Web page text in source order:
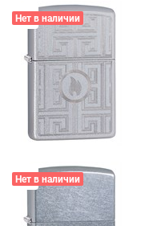
Нет в наличии
Нет в наличии